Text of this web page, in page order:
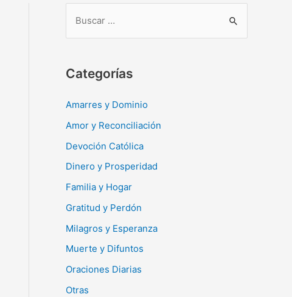
c
r
Categorías
Amarres y Dominio
Amor y Reconciliación
Devoción Católica
Dinero y Prosperidad
Familia y Hogar
Gratitud y Perdón
Milagros y Esperanza
Muerte y Difuntos
Oraciones Diarias
Otras